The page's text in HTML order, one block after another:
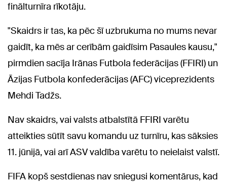
finālturnīra rīkotāju.
"Skaidrs ir tas, ka pēc šī uzbrukuma no mums nevar
gaidīt, ka mēs ar cerībām gaidīsim Pasaules kausu,"
pirmdien sacīja Irānas Futbola federācijas (FFIRI) un
Āzijas Futbola konfederācijas (AFC) viceprezidents
Mehdi Tadžs.
Nav skaidrs, vai valsts atbalstītā FFIRI varētu
atteikties sūtīt savu komandu uz turnīru, kas sāksies
11. jūnijā, vai arī ASV valdība varētu to neielaist valstī.
FIFA kopš sestdienas nav sniegusi komentārus, kad